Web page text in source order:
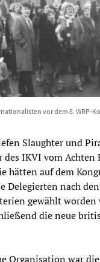
vor dem 8. WRP-
Slaughter und
IKVI vom Achten
hätten auf dem
Delegierten nach
gewählt worden
die neue
Organisation war